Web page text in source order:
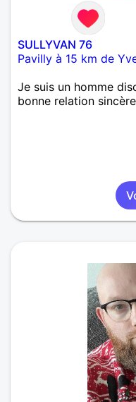
SULLYVAN 76
Pavilly à 15 km de
Je suis un homme
bonne relation